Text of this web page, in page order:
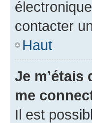
contacter
Haut
Je
me
Il est